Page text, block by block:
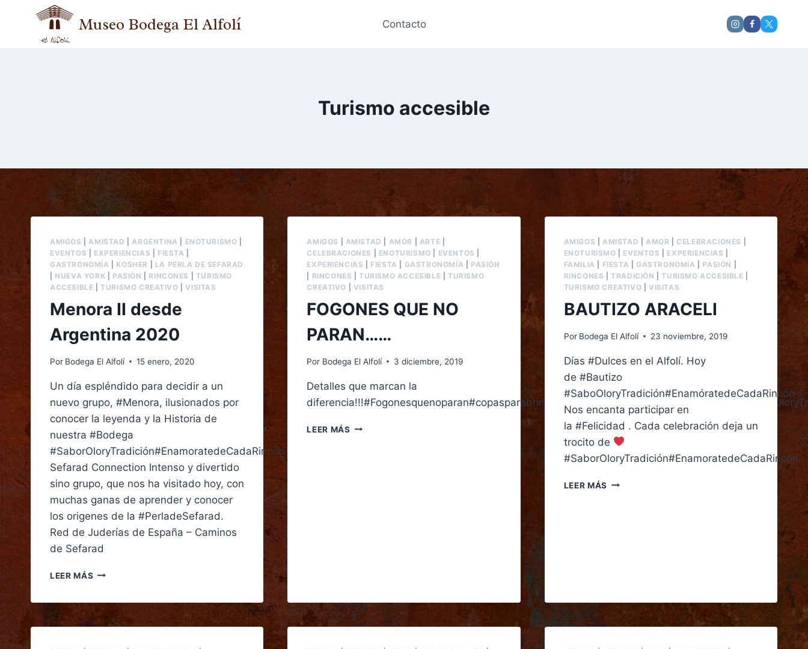
Museo Bodega El Alfolí Contacto
Turismo accesible
AMIGOS |AMISTAD |ARGENTINA ENOTURISMO
EVENTOS
EXPERIENCIAS FIESTA
GASTRONOMÍA
KOSHER
LA PERLA DE SEFARAD
NUEVA YORK PASIÓN RINCONES
TURISMO
ACCESIBLE |TURISMO CREATIVO |VISITAS
Menora II desde
Argentina 2020
Por Bodega El Alfolí 15 enero, 2020
Un día espléndido para decidir a un
nuevo grupo, #Menora, ilusionados por
conocer la leyenda y la Historia de
nuestra #Bodega
#SaborOloryTradición#EnamoratedeCadaRincón
Sefarad Connection Intenso y divertido
sino grupo, que nos ha visitado hoy, con
muchas ganas de aprender y conocer
los origenes de la #PerladeSefarad.
Red de Juderías de España – Caminos
de Sefarad
LEER MÁS
AMIGOS AMISTAD AMOR ARTE
CELEBRACIONES
ENOTURISMO EVENTOS
EXPERIENCIAS
FIESTA GASTRONOMÍA
PASIÓN
RINCONES |TURISMO ACCESIBLE |TURISMO
CREATIVO
VISITAS
FOGONES QUE NO
PARAN……
Por Bodega El Alfolí 3 diciembre, 2019
Detalles que marcan la
LEER MÁS
AMIGOS |AMISTAD AMOR CELEBRACIONES
ENOTURISMO
EVENTOS EXPERIENCIAS
FAMILIA
FIESTA GASTRONOMÍA PASIÓN
RINCONES |TRADICIÓN |TURISMO ACCESIBLE
TURISMO CREATIVO
VISITAS
BAUTIZO ARACELI
Por Bodega El Alfolí 23 noviembre, 2019
Días #Dulces en el Alfolí. Hoy
de #Bautizo
#SaboOloryTradición#EnamóratedeCadaRincón
Nos encanta participar en
la #Felicidad . Cada celebración deja un
trocito de
#SaborOloryTradición#EnamoratedeCadaRincón
LEER MÁS